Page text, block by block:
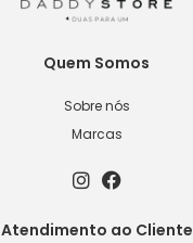
Quem Somos
Sobre nós
Marcas
Atendimento ao Cliente